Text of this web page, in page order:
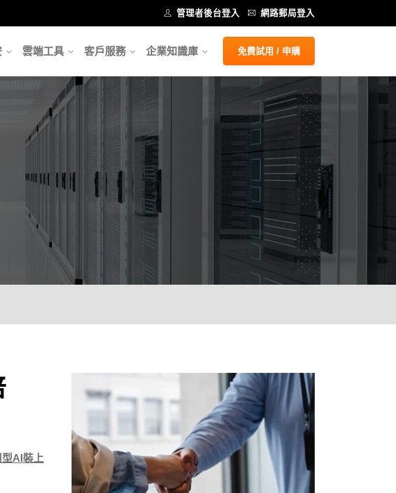
管理者後台登入 網路郵局登入
雲端工具 客戶服務 企業知識庫 免費試用 / 申購
AI裝上